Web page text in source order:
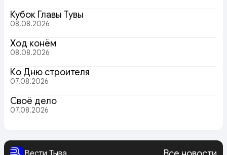
Кубок Главы Тувы
08.08.2026
Ход конём
08.08.2026
Ко Дню строителя
07.08.2026
Своё дело
07.08.2026